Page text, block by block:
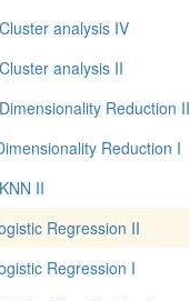
analysis IV
analysis II
Reduction II
Reduction I
II
Regression II
Regression I